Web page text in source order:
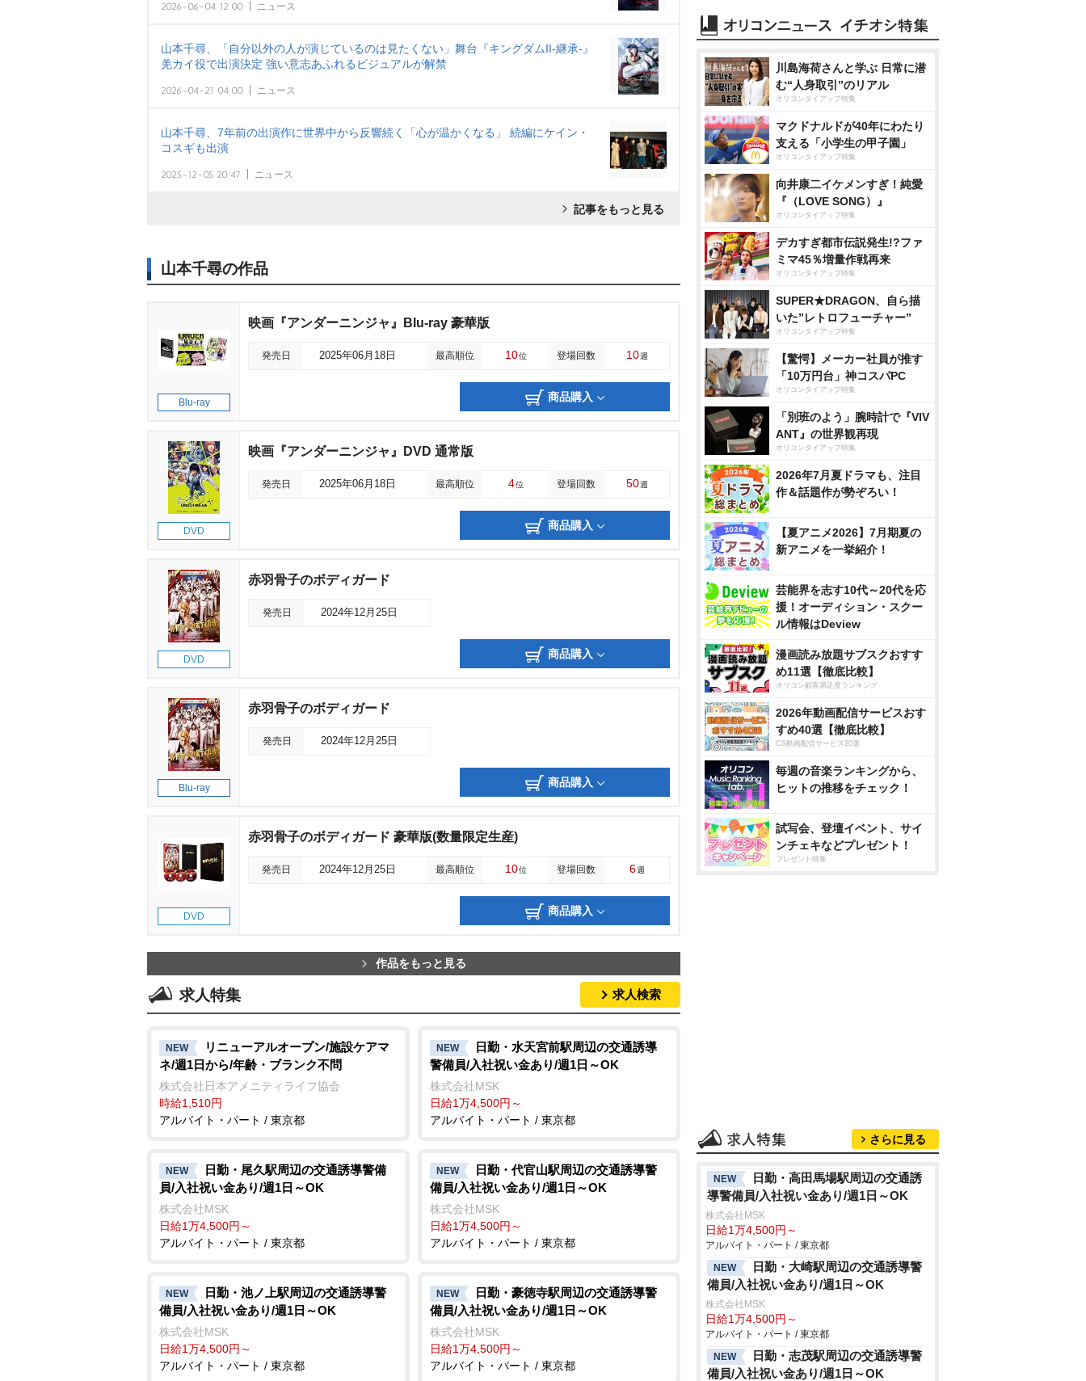
2026-06-04 12:00 ニュース
山本千尋、「自分以外の人が演じているのは見たくない」舞台『キングダムII-継承-』
羌カイ役で出演決定 強い意志あふれるビジュアルが解禁
2026-04-21 04:00 ニュース
山本千尋、7年前の出演作に世界中から反響続く「心が温かくなる」 続編にケイン・
コスギも出演
2025-12-05 20:47 ニュース
記事をもっと見る
山本千尋の作品
Blu-ray
映画『アンダーニンジャ』Blu-ray 豪華版
発売日 2025年06月18日 最高順位 10位 登場回数 10週
商品購入
DVD
映画『アンダーニンジャ』DVD 通常版
発売日 2025年06月18日 最高順位 4位 登場回数 50週
商品購入
DVD
赤羽骨子のボディガード
発売日 2024年12月25日
商品購入
Blu-ray
赤羽骨子のボディガード
発売日 2024年12月25日
商品購入
DVD
赤羽骨子のボディガード 豪華版(数量限定生産)
発売日 2024年12月25日 最高順位 10位 登場回数 6週
商品購入
作品をもっと見る
求人特集 求人検索
NEW
リニューアルオープン/施設ケアマ
ネ/週1日から/年齢・ブランク不問
株式会社日本アメニティライフ協会
時給1,510円
アルバイト・パート / 東京都
NEW
日勤・水天宮前駅周辺の交通誘導
警備員/入社祝い金あり/週1日～OK
株式会社MSK
日給1万4,500円～
アルバイト・パート / 東京都
NEW
日勤・尾久駅周辺の交通誘導警備
員/入社祝い金あり/週1日～OK
株式会社MSK
日給1万4,500円～
アルバイト・パート / 東京都
NEW
日勤・代官山駅周辺の交通誘導警
備員/入社祝い金あり/週1日～OK
株式会社MSK
日給1万4,500円～
アルバイト・パート / 東京都
NEW
日勤・池ノ上駅周辺の交通誘導警
備員/入社祝い金あり/週1日～OK
株式会社MSK
日給1万4,500円～
アルバイト・パート / 東京都
NEW
日勤・豪徳寺駅周辺の交通誘導警
備員/入社祝い金あり/週1日～OK
株式会社MSK
日給1万4,500円～
アルバイト・パート / 東京都
川島海荷さんと学ぶ 日常に潜
む“人身取引”のリアル
オリコンタイアップ特集
マクドナルドが40年にわたり
支える「小学生の甲子園」
オリコンタイアップ特集
向井康二イケメンすぎ！純愛
『（LOVE SONG）』
オリコンタイアップ特集
デカすぎ都市伝説発生!?ファ
ミマ45％増量作戦再来
オリコンタイアップ特集
SUPER★DRAGON、自ら描
いた”レトロフューチャー”
オリコンタイアップ特集
【驚愕】メーカー社員が推す
「10万円台」神コスパPC
オリコンタイアップ特集
「別班のよう」腕時計で『VIV
ANT』の世界観再現
オリコンタイアップ特集
2026年7月夏ドラマも、注目
作＆話題作が勢ぞろい！
【夏アニメ2026】7月期夏の
新アニメを一挙紹介！
芸能界を志す10代～20代を応
援！オーディション・スクー
ル情報はDeview
漫画読み放題サブスクおすす
め11選【徹底比較】
オリコン顧客満足度ランキング
2026年動画配信サービスおす
すめ40選【徹底比較】
CS動画配信サービス20選
毎週の音楽ランキングから、
ヒットの推移をチェック！
試写会、登壇イベント、サイ
ンチェキなどプレゼント！
プレゼント特集
さらに見る
NEW
日勤・高田馬場駅周辺の交通誘
導警備員/入社祝い金あり/週1日～OK
株式会社MSK
日給1万4,500円～
アルバイト・パート / 東京都
NEW
日勤・大崎駅周辺の交通誘導警
備員/入社祝い金あり/週1日～OK
株式会社MSK
日給1万4,500円～
アルバイト・パート / 東京都
NEW
日勤・志茂駅周辺の交通誘導警
備員/入社祝い金あり/週1日～OK